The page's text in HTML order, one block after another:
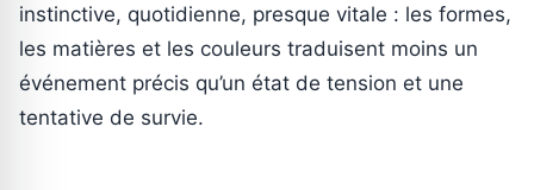
instinctive, quotidienne, presque vitale : les formes,
les matières et les couleurs traduisent moins un
événement précis qu’un état de tension et une
tentative de survie.